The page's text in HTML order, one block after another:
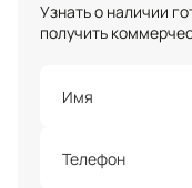
Узнать о наличии
получить